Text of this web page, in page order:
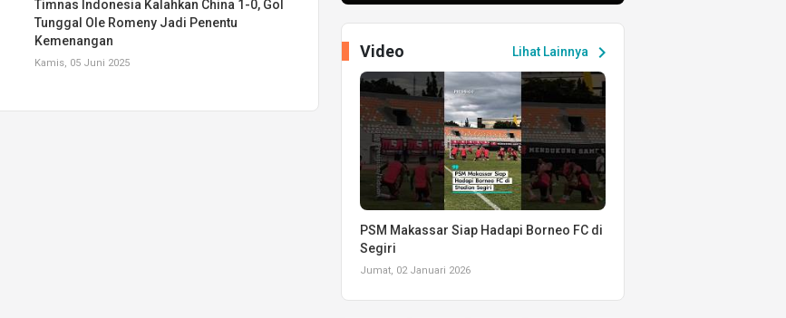
Timnas Indonesia Kalahkan China 1-0, Gol
Tunggal Ole Romeny Jadi Penentu
Kemenangan
Kamis, 05 Juni 2025
Lihat Lainnya chevron_right
Video
PSM Makassar Siap Hadapi Borneo FC di
Segiri
Jumat, 02 Januari 2026